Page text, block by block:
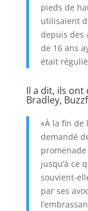
pieds de
utilisaient
depuis des
de 16 ans
était
Il a dit, ils ont
Bradley,
«À la fin de
demandé
jusqu’à ce
souvient-
par ses